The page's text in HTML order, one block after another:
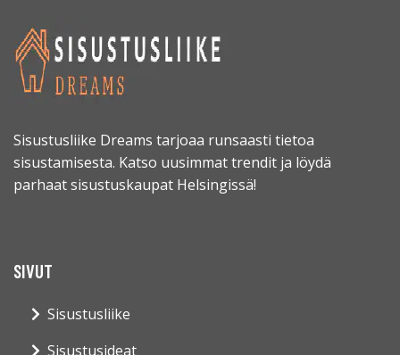
Sisustusliike Dreams tarjoaa runsaasti tietoa
sisustamisesta. Katso uusimmat trendit ja löydä
parhaat sisustuskaupat Helsingissä!
SIVUT
Sisustusliike
Sisustusideat